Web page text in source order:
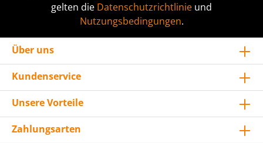
gelten die Datenschutzrichtlinie und
Nutzungsbedingungen.
Über uns
Kundenservice
Unsere Vorteile
Zahlungsarten